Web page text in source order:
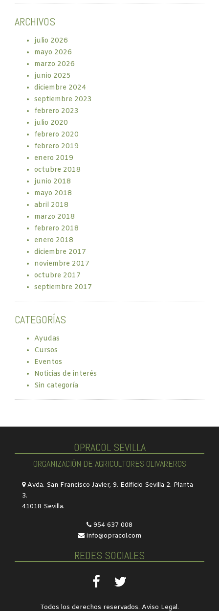
ARCHIVOS
julio 2026
mayo 2026
marzo 2026
junio 2025
diciembre 2024
septiembre 2023
febrero 2023
julio 2020
febrero 2020
febrero 2019
enero 2019
octubre 2018
junio 2018
mayo 2018
abril 2018
marzo 2018
febrero 2018
enero 2018
diciembre 2017
noviembre 2017
octubre 2017
septiembre 2017
CATEGORÍAS
Ayudas
Cursos
Eventos
Noticias de interés
Sin categoría
OPRACOL SEVILLA
ORGANIZACIÓN DE AGRICULTORES OLIVAREROS
Avda. San Francisco Javier, 9. Edificio Sevilla 2. Planta
3.
41018 Sevilla.
954 637 008
info@opracol.com
REDES SOCIALES
Todos los derechos reservados. Aviso Legal.